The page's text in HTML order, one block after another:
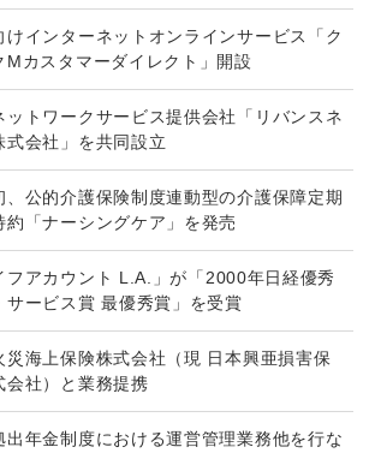
けインターネットオンラインサービス「ク
Mカスタマーダイレクト」開設
ットワークサービス提供会社「リバンスネ
式会社」を共同設立
、公的介護保険制度連動型の介護保障定期
約「ナーシングケア」を発売
フアカウント L.A.」が「2000年日経優秀
サービス賞 最優秀賞」を受賞
災海上保険株式会社（現 日本興亜損害保
会社）と業務提携
出年金制度における運営管理業務他を行な